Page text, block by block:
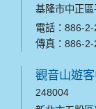
基隆市中正
電話：886-
傳真：886-
觀音山遊客
248004